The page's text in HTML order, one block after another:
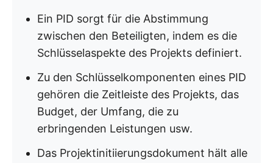
Ein PID sorgt für die Abstimmung
zwischen den Beteiligten, indem es die
Schlüsselaspekte des Projekts definiert.
Zu den Schlüsselkomponenten eines PID
gehören die Zeitleiste des Projekts, das
Budget, der Umfang, die zu
erbringenden Leistungen usw.
Das Projektinitiierungsdokument hält alle